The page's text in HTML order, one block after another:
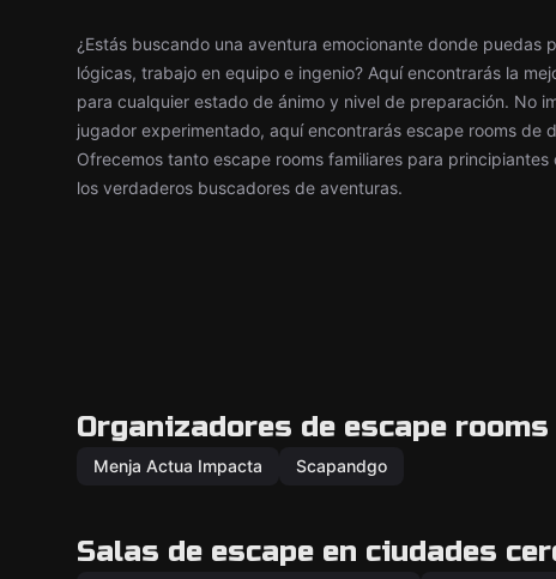
¿Estás buscando una aventura emocionante donde puedas
lógicas, trabajo en equipo e ingenio? Aquí encontrarás la
para cualquier estado de ánimo y nivel de preparación. No
jugador experimentado, aquí encontrarás escape rooms de
Ofrecemos tanto escape rooms familiares para
los verdaderos buscadores de aventuras.
Organizadores de escape
Menja Actua Impacta Scapandgo
Salas de escape en ciudades